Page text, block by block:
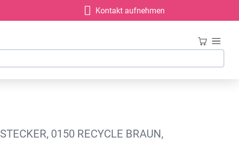
Kontakt aufnehmen
0150 RECYCLE BRAUN,